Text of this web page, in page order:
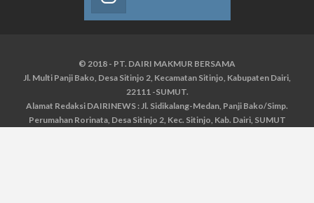
© 2018 - PT. DAIRI MAKMUR BERSAMA
Jl. Multi Panji Bako, Desa Sitinjo 2, Kecamatan Sitinjo, Kabupaten Dairi,
22111 -SUMUT.
Alamat Redaksi DAIRINEWS : Jl. Sidikalang-Medan, Panji Bako/Simp.
Perumahan Rorinata, Desa Sitinjo 2, Kec. Sitinjo, Kab. Dairi, SUMUT